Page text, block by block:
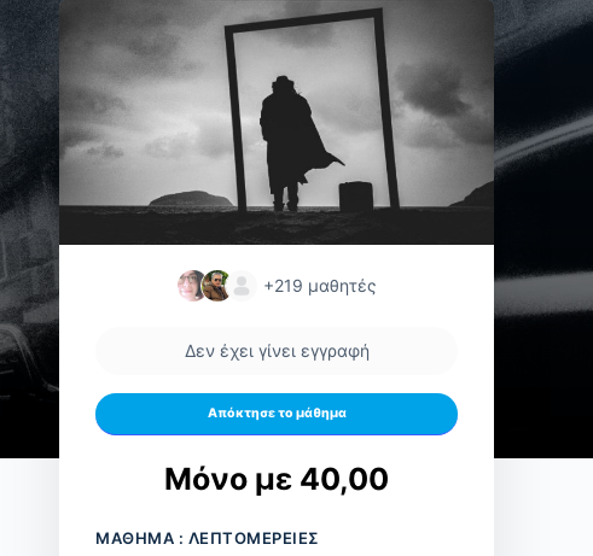
+219 μαθητές
Δεν έχει γίνει εγγραφή
Απόκτησε το μάθημα
Μόνο με 40,00
ΜΑΘΗΜΑ : ΛΕΠΤΟΜΕΡΕΙΕΣ